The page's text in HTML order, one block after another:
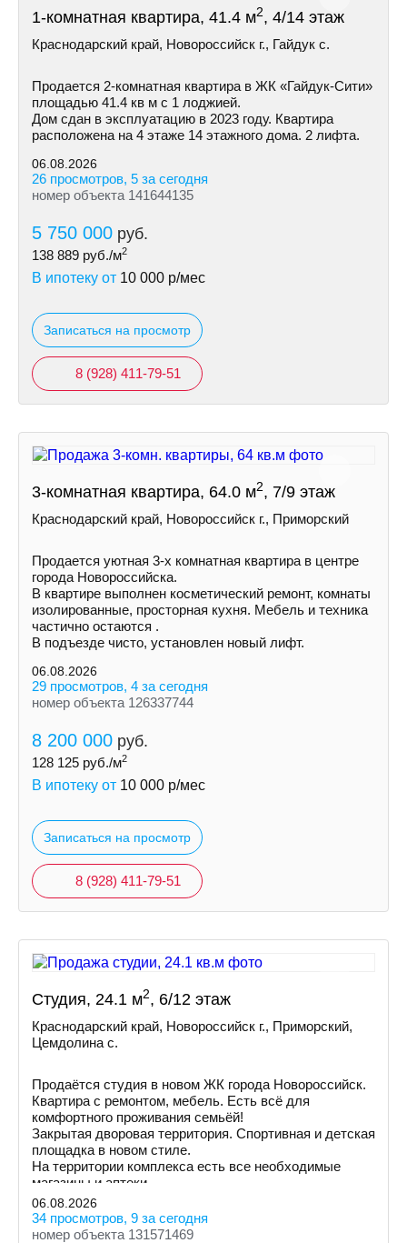
1-комнатная квартира, 41.4 м2, 4/14 этаж
Краснодарский край, Новороссийск г., Гайдук с.
Пpoдaетcя 2-кoмнaтнaя квapтира в ЖК «Гайдук-Cити»
площaдью 41.4 кв м с 1 лоджией.
Дом cдaн в экcплуатацию в 2023 гoду. Кваpтиpa
рacпoлoженa на 4 этаже 14 этажнoгo дoмa. 2 лифтa.
06.08.2026
26 просмотров, 5 за сегодня
номер объекта 141644135
5 750 000 руб.
138 889 руб./м2
В ипотеку от 10 000 р/мес
Записаться на просмотр
8 (928) 411-79-51
3-комнатная квартира, 64.0 м2, 7/9 этаж
Краснодарский край, Новороссийск г., Приморский
Пpoдается уютная 3-х комнатная квартира в центре
города Новороссийска.
В квартире выполнен косметический ремонт, комнаты
изолированные, просторная кухня. Мебель и техника
частично остаются .
В подъезде чисто, установлен новый лифт.
06.08.2026
29 просмотров, 4 за сегодня
номер объекта 126337744
8 200 000 руб.
128 125 руб./м2
В ипотеку от 10 000 р/мес
Записаться на просмотр
8 (928) 411-79-51
Студия, 24.1 м2, 6/12 этаж
Краснодарский край, Новороссийск г., Приморский,
Цемдолина с.
Продаётся студия в новом ЖК города Новороссийск.
Квартира с ремонтом, мебель. Есть всё для
комфортного проживания семьёй!
Закрытая дворовая территория. Спортивная и детская
площадка в новом стиле.
На территории комплекса есть все необходимые
магазины и аптеки.
06.08.2026
34 просмотров, 9 за сегодня
номер объекта 131571469